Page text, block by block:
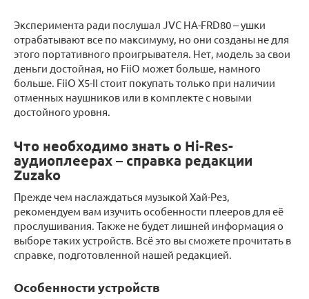
Эксперимента ради послушал JVC HA-FRD80 ‒ ушки
отрабатывают все по максимуму, но они созданы не для
этого портативного проигрывателя. Нет, модель за свои
деньги достойная, но FiiO может больше, намного
больше. FiiO X5-II стоит покупать только при наличии
отменных наушников или в комплекте с новыми
достойного уровня.
Что необходимо знать о Hi-Res-
аудиоплеерах – справка редакции
Zuzako
Прежде чем наслаждаться музыкой Хай-Рез,
рекомендуем вам изучить особенности плееров для её
прослушивания. Также не будет лишней информация о
выборе таких устройств. Всё это вы сможете прочитать в
справке, подготовленной нашей редакцией.
Особенности устройств